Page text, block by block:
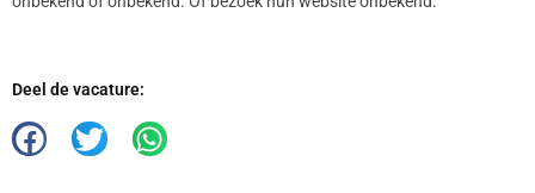
Deel de vacature: